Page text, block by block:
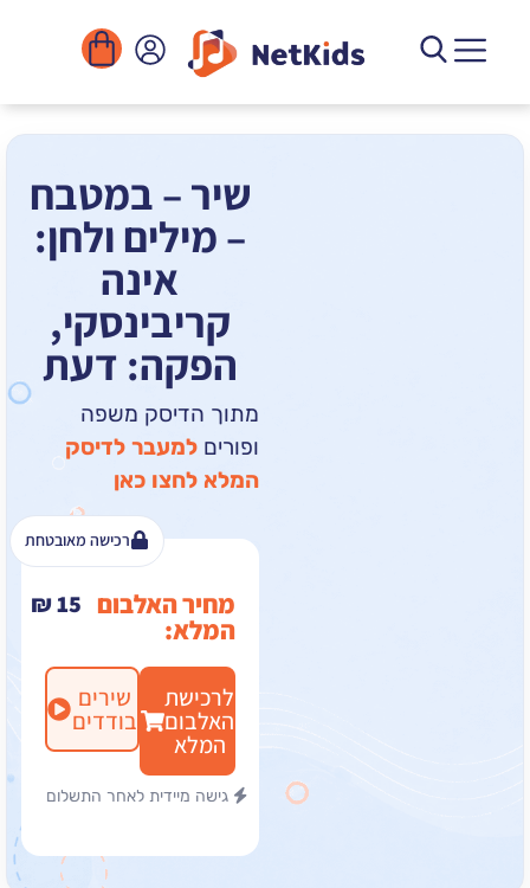
שיר – במטבח
– מילים ולחן:
קריבינסקי,
הפקה: דעת
מתוך הדיסק משפה
למעבר לדיסק
המלא לחצו כאן
מחיר האלבום ₪15
שירים
בודדים
גישה מיידית לאחר התשלום
רכישה מאובטחת